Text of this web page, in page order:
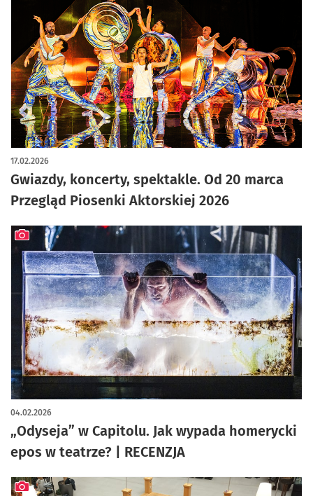
Gwiazdy, koncerty, spektakle. Od 20 marca
Przegląd Piosenki Aktorskiej 2026
17.02.2026
artykuł z galerią zdjęć
„Odyseja” w Capitolu. Jak wypada homerycki
epos w teatrze? | RECENZJA
04.02.2026
artykuł z galerią zdjęć